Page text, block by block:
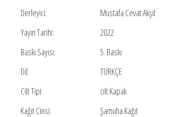
Derleyici:
Mustafa Cevat Akşit
Yayın Tarihi:
2022
Baskı Sayısı:
5. Baskı
Dil:
TÜRKÇE
Cilt Tipi:
cilt Kapak
Kağıt Cinsi:
Şamuha Kağıt